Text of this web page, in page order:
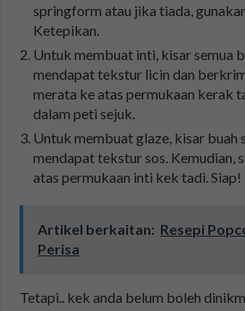
springform atau jika tiada,
Ketepikan.
Untuk membuat inti, kisar semua
mendapat tekstur licin dan
merata ke atas permukaan kerak
dalam peti sejuk.
Untuk membuat glaze, kisar buah
mendapat tekstur sos. Kemudian,
atas permukaan inti kek tadi. Siap!
Artikel berkaitan: Resepi
Perisa
Tetapi.. kek anda belum boleh